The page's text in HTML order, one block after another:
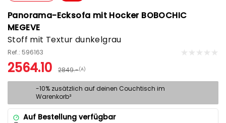
Panorama-Ecksofa mit Hocker BOBOCHIC
MEGEVE
Stoff mit Textur dunkelgrau
Ref.: 596163
2564.10 2849.-(A)
-10% zusätzlich auf deinen Couchtisch im
Warenkorb³
Auf Bestellung verfügbar